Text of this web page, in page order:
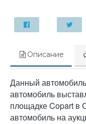
Описание
Данный
автомобиль
площадке Copart в
автомобиль на